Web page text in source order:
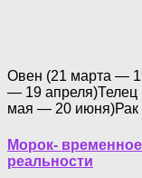
Овен (21 марта —
— 19
мая — 20
Морок-
реальности